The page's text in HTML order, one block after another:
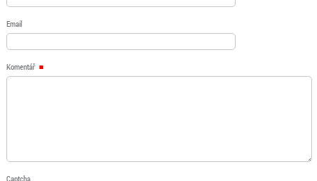
Email
Komentář
Captcha